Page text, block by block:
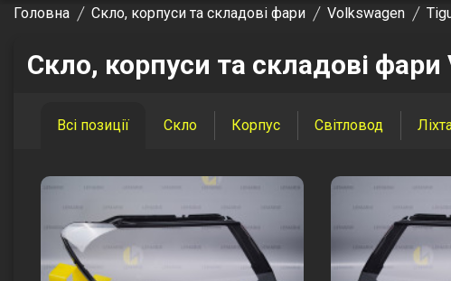
Головна Скло, корпуси та складові фари Volkswagen
Скло, корпуси та складові
Всі позиції Скло Корпус Світловод